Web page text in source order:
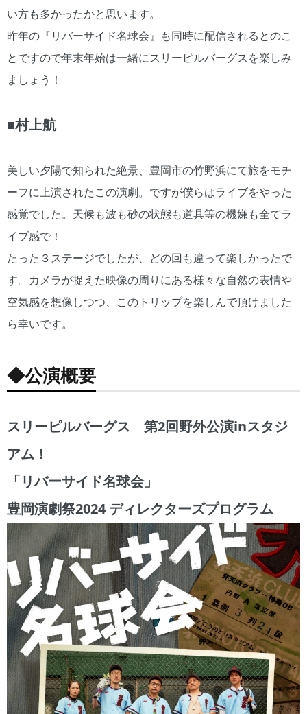
い方も多かったかと思います。
昨年の『リバーサイド名球会』も同時に配信されるとのこ
とですので年末年始は一緒にスリーピルバーグスを楽しみ
ましょう！
■村上航
美しい夕陽で知られた絶景、豊岡市の竹野浜にて旅をモチ
ーフに上演されたこの演劇。ですが僕らはライブをやった
感覚でした。天候も波も砂の状態も道具等の機嫌も全てラ
イブ感で！
たった３ステージでしたが、どの回も違って楽しかったで
す。カメラが捉えた映像の周りにある様々な自然の表情や
空気感を想像しつつ、このトリップを楽しんで頂けました
ら幸いです。
◆公演概要
スリーピルバーグス 第2回野外公演inスタジ
アム！
「リバーサイド名球会」
豊岡演劇祭2024 ディレクターズプログラム